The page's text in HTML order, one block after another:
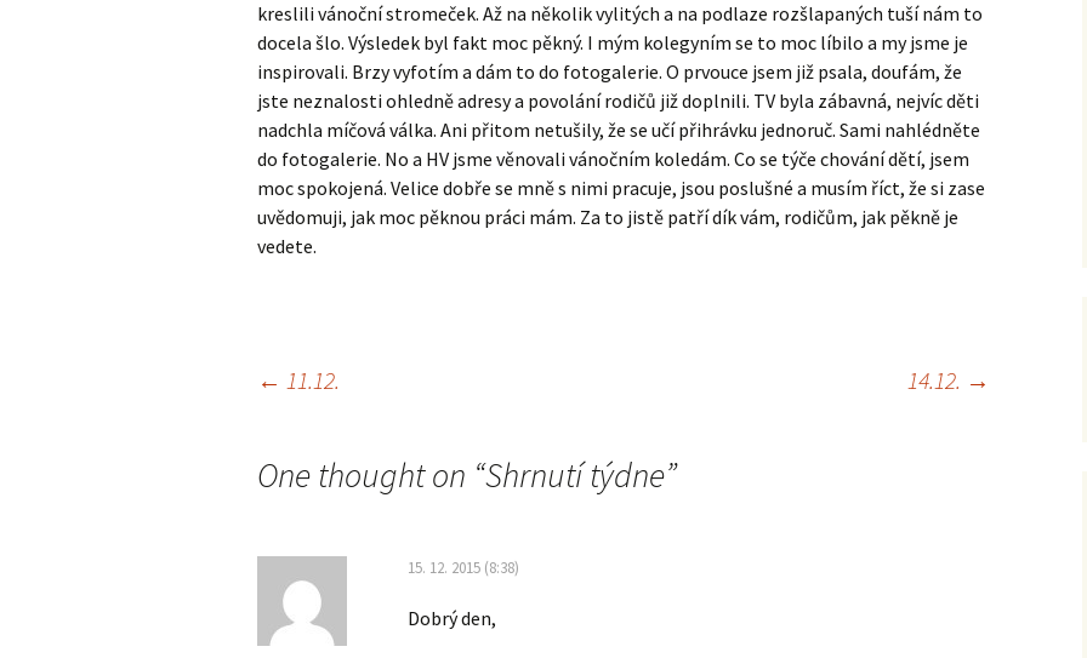
kreslili vánoční stromeček. Až na několik vylitých a na podlaze rozšlapaných tuší nám to
docela šlo. Výsledek byl fakt moc pěkný. I mým kolegyním se to moc líbilo a my jsme je
inspirovali. Brzy vyfotím a dám to do fotogalerie. O prvouce jsem již psala, doufám, že
jste neznalosti ohledně adresy a povolání rodičů již doplnili. TV byla zábavná, nejvíc děti
nadchla míčová válka. Ani přitom netušily, že se učí přihrávku jednoruč. Sami nahlédněte
do fotogalerie. No a HV jsme věnovali vánočním koledám. Co se týče chování dětí, jsem
moc spokojená. Velice dobře se mně s nimi pracuje, jsou poslušné a musím říct, že si zase
uvědomuji, jak moc pěknou práci mám. Za to jistě patří dík vám, rodičům, jak pěkně je
vedete.
← 11.12. 14.12. →
One thought on “Shrnutí týdne”
15. 12. 2015 (8:38)
Dobrý den,